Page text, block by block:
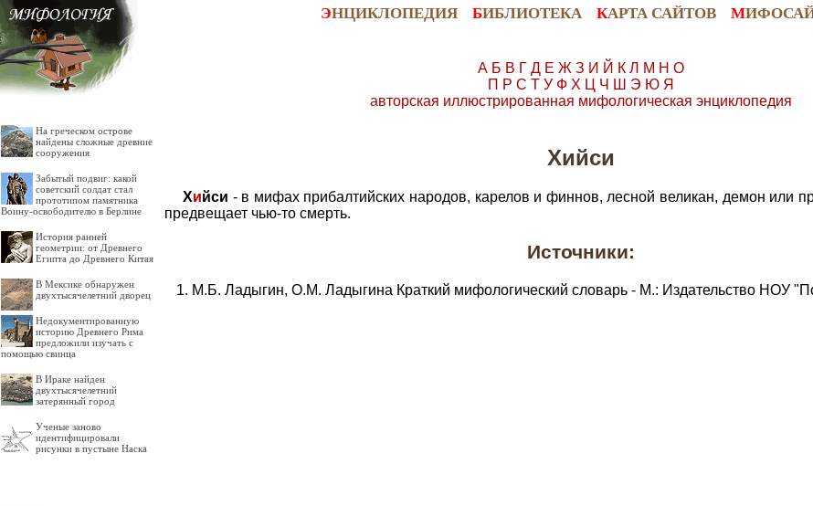
ЭНЦИКЛОПЕДИЯ БИБЛИОТЕКА КАРТА САЙТОВ М
На греческом острове
найдены сложные древние
сооружения
Забытый подвиг: какой
советский солдат стал
прототипом памятника
Воину-освободителю в Берлине
История ранней
геометрии: от Древнего
Египта до Древнего Китая
В Мексике обнаружен
двухтысячелетний дворец
Недокументированную
историю Древнего Рима
предложили изучать с
помощью свинца
В Ираке найден
двухтысячелетний
затерянный город
Ученые заново
идентифицировали
рисунки в пустыне Наска
А Б В Г Д Е Ж З И Й К Л М Н О
П Р С Т У Ф Х Ц Ч Ш Э Ю Я
авторская иллюстрированная мифологическая энциклопедия
Хийси
Хийси - в мифах прибалтийских народов, карелов и финнов, лесной великан, демон или
предвещает чью-то смерть.
Источники:
М.Б. Ладыгин, О.М. Ладыгина Краткий мифологический словарь - М.: Издательство НОУ